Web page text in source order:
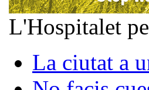
L'Hospitalet
La ciutat a